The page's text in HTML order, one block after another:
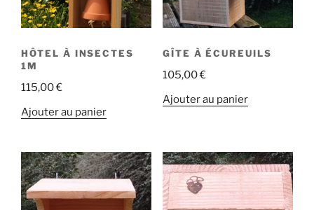
HÔTEL À INSECTES
1M
115,00€
Ajouter au panier
GÎTE À ÉCUREUILS
105,00€
Ajouter au panier